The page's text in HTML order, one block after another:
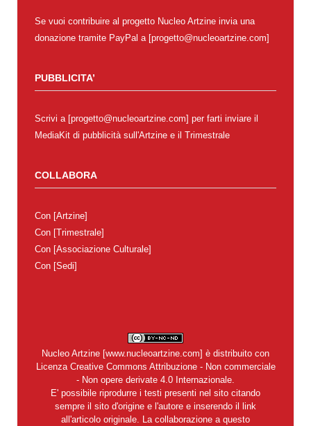
Se vuoi contribuire al progetto Nucleo Artzine invia una
donazione tramite PayPal a [progetto@nucleoartzine.com]
PUBBLICITA’
Scrivi a [progetto@nucleoartzine.com] per farti inviare il
MediaKit di pubblicità sull'Artzine e il Trimestrale
COLLABORA
Con [Artzine]
Con [Trimestrale]
Con [Associazione Culturale]
Con [Sedi]
Nucleo Artzine [www.nucleoartzine.com] è distribuito con
Licenza Creative Commons Attribuzione - Non commerciale
- Non opere derivate 4.0 Internazionale
E' possibile riprodurre i testi presenti nel sito citando
sempre il sito d'origine e l'autore e inserendo il link
all'articolo originale. La collaborazione a questo